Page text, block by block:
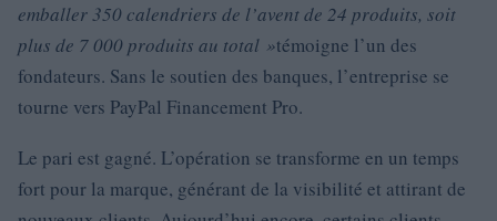
emballer 350 calendriers de l’avent de 24 produits, soit
plus de 7 000 produits au total »témoigne l’un des
fondateurs. Sans le soutien des banques, l’entreprise se
tourne vers PayPal Financement Pro.
Le pari est gagné. L’opération se transforme en un temps
fort pour la marque, générant de la visibilité et attirant de